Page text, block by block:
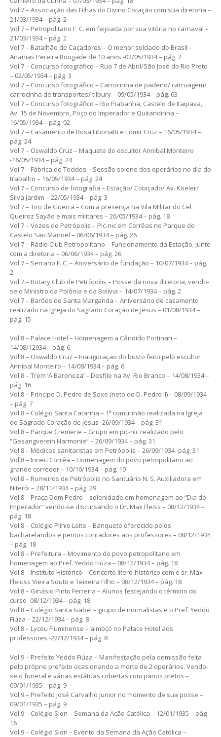
Vol 7 – Associação das Filhas do Divino Coração com sua diretoria –
21/03/1934 – pág. 2
Vol 7 – Petropolitano F. C. em feijoada por sua vitória no carnaval –
21/03/1934 – pág. 2
Vol 7 – Batalhão de Caçadores – O menor soldado do Brasil –
Ananias Pereira Bougade de 10 anos -02/05/1934 – pág. 2
Vol 7 – Concurso fotográfico – Rua 7 de Abril/São José do Rio Preto
– 02/05/1934 – pág. 3
Vol 7 – Concurso fotográfico – Carrocinha de padeiro/ carruagem/
carrocinha de transportes/ tilbury – 09/05/1934 – pág. 03
Vol 7 – Concurso fotográfico – Rio Piabanha, Castelo de Itaipava,
Av. 15 de Novembro, Poço do Imperador e Quitandinha –
16/05/1934 – pág. 02
Vol 7 – Casamento de Rosa Libonatti e Edmir Cruz – 16/05/1934 –
pág. 24
Vol 7 – Oswaldo Cruz – Maquete do escultor Annibal Monteiro
-16/05/1934 – pág. 24
Vol 7 – Fábrica de Tecidos – Sessão solene dos operários no dia do
trabalho – 16/05/1934 – pág. 24
Vol 7 – Concurso de fotografia – Estação/ Cobiçado/ Av. Koeler/
Silva Jardim – 22/05/1934 – pág. 3
Vol 7 – Tiro de Guerra – Com a presença na Vila Militar do Cel.
Queiroz Sayão e mais militares – 26/05/1934 – pág. 18
Vol 7 – Vozes de Petrópolis – Pic-nic em Corrêas no Parque do
Castelo São Manoel – 06/06/1934 – pág. 26
Vol 7 – Rádio Club Petropolitano – Funcionamento da Estação, junto
com a diretoria – 06/06/1934 – pág. 26
Vol 7 – Serrano F. C. – Aniversário de fundação – 10/07/1934 – pág.
2
Vol 7 – Rotary Club de Petrópolis – Posse da nova diretoria, vendo-
se o Ministro da Polônia e da Bolívia – 14/07/1934 – pág. 2
Vol 7 – Barões de Santa Margarida – Aniversário de casamento
realizado na Igreja do Sagrado Coração de Jesus – 01/08/1934 –
pág. 15
Vol 8 – Palace Hotel – Homenagem a Cândido Portinari –
14/08/12934 – pág. 6
Vol 8 – Oswaldo Cruz – Inauguração do busto feito pelo escultor
Annibal Monteiro – 14/08/1934 – pág. 6
Vol 8 – Trem ‘A Baroneza’ – Desfile na Av. Rio Branco – 14/08/1934 –
pág. 16
Vol 8 – Príncipe D. Pedro de Saxe (neto de D. Pedro II) – 08/09/1934
– pág. 7
Vol 8 – Colégio Santa Catarina – 1ª comunhão realizada na Igreja
do Sagrado Coração de Jesus -26/09/1934 – pág. 31
Vol 8 – Parque Cremerie – Grupo em pic-nic realizado pelo
“Gesangverein Harmonie” – 26/09/1934 – pág. 31
Vol 8 – Médicos sanitaristas em Petrópolis – 26/09/1934- pág. 31
Vol 8 – Irineu Corrêa – Homenagem do povo petropolitano ao
grande corredor – 10/10/1934 – pág. 10
Vol 8 – Romeiros de Petrópolis no Santuário N. S. Auxiliadora em
Niterói – 28/11/1934 – pág. 29
Vol 8 – Praça Dom Pedro – solenidade em homenagem ao “Dia do
Imperador” vendo-se discursando o Dr. Max Fleiss – 08/12/1934 –
pág. 18
Vol 8 – Colégio Plínio Leite – Banquete oferecido pelos
bacharelandos e peritos contadores aos professores – 08/12/1934
– pág. 18
Vol 8 – Prefeitura – Movimento do povo petropolitano em
homenagem ao Pref. Yeddo Fiúza – 08/12/1934 – pág. 18
Vol 8 – Instituto Histórico – Concerto litero-histórico com o sr. Max
Fleiuss Vieira Souto e Teixeira Filho – 08/12/1934 – pág. 18
Vol 8 – Ginásio Pinto Ferreira – Alunos festejando o término do
curso -08/12/1934 – pág. 18
Vol 8 – Colégio Santa Isabel – grupo de normalistas e o Pref. Yeddo
Fiúza – 22/12/1934 – pág. 8
Vol 8 – Lyceu Fluminense – almoço no Palace Hotel aos
professores -22/12/1934 – pág. 8
Vol 9 – Prefeito Yeddo Fiúza – Manifestação pela demissão feita
pelo próprio prefeito ocasionando a morte de 2 operários. Vendo-
se o funeral e várias estátuas cobertas com panos pretos –
09/01/1935 – pág. 9
Vol 9 – Prefeito José Carvalho Junior no momento de sua posse –
09/01/1935 – pág. 9
Vol 9 – Colégio Sion – Semana da Ação Católica – 12/01/1935 – pág
16
Vol 9 – Colégio Sion – Evento da Semana da Ação Católica –